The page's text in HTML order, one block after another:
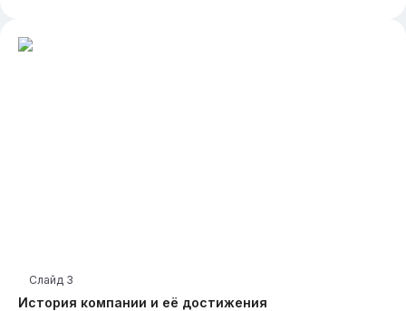
История компании и её достижения
Слайд 3